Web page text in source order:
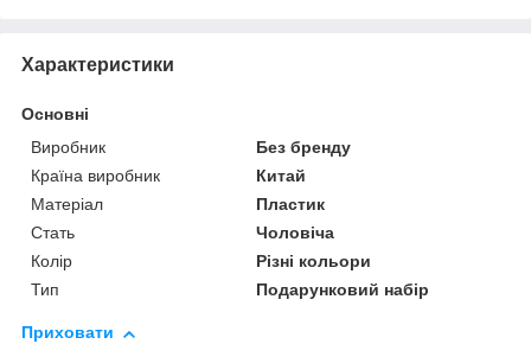
Характеристики
Основні
Виробник
Без бренду
Країна виробник
Китай
Матеріал
Пластик
Стать
Чоловіча
Колір
Різні кольори
Тип
Подарунковий набір
Приховати